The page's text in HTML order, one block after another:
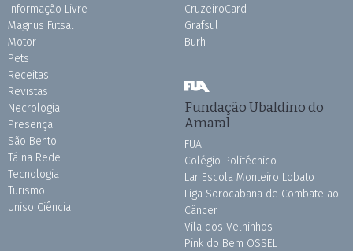
Informação Livre
Magnus Futsal
Motor
Pets
Receitas
Revistas
Necrologia
Presença
São Bento
Tá na Rede
Tecnologia
Turismo
Uniso Ciência
CruzeiroCard
Grafsul
Burh
Fundação Ubaldino do
Amaral
FUA
Colégio Politécnico
Lar Escola Monteiro Lobato
Liga Sorocabana de Combate ao
Câncer
Vila dos Velhinhos
Pink do Bem OSSEL